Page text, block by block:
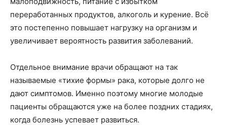
переработанных продуктов, алкоголь и курение. Всё
это постепенно повышает нагрузку на организм и
увеличивает вероятность развития заболеваний.
Отдельное внимание врачи обращают на так
называемые «тихие формы» рака, которые долго не
дают симптомов. Именно поэтому многие молодые
пациенты обращаются уже на более поздних стадиях,
когда болезнь успевает развиться.